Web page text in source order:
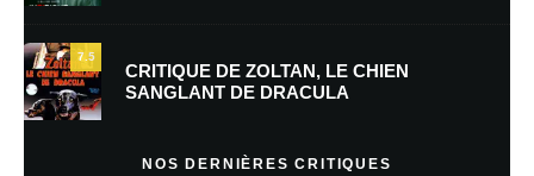
mon prochain commentaire.
Prévenez-moi de tous les nouveaux commentaires par e-mail.
Prévenez-moi de tous les nouveaux articles par e-mail.
7.5
CRITIQUE DE ZOLTAN, LE CHIEN
SANGLANT DE DRACULA
NOS DERNIÈRES CRITIQUES